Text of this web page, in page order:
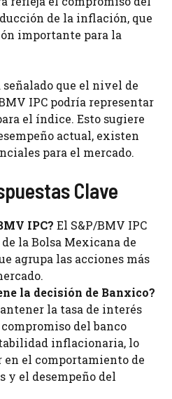
de la inflación, que
importante para la
que el nivel de
IPC podría representar
el índice. Esto sugiere
actual, existen
para el mercado.
Clave
IPC? El S&P/BMV IPC
la Bolsa Mexicana de
agrupa las acciones más
la decisión de Banxico?
la tasa de interés
del banco
inflacionaria, lo
el comportamiento de
y el desempeño del